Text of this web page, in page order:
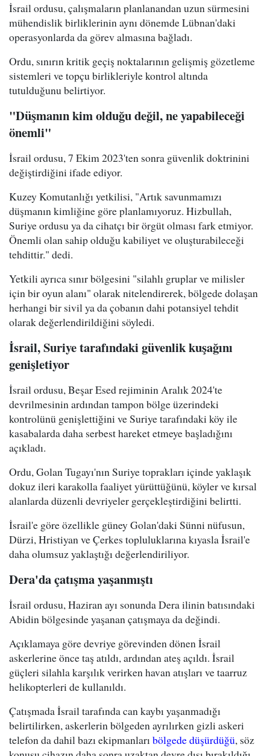
İsrail ordusu, çalışmaların planlanandan uzun sürmesini
mühendislik birliklerinin aynı dönemde Lübnan'daki
operasyonlarda da görev almasına bağladı.
Ordu, sınırın kritik geçiş noktalarının gelişmiş gözetleme
sistemleri ve topçu birlikleriyle kontrol altında
tutulduğunu belirtiyor.
"Düşmanın kim olduğu değil, ne yapabileceği
önemli"
İsrail ordusu, 7 Ekim 2023'ten sonra güvenlik doktrinini
değiştirdiğini ifade ediyor.
Kuzey Komutanlığı yetkilisi, "Artık savunmamızı
düşmanın kimliğine göre planlamıyoruz. Hizbullah,
Suriye ordusu ya da cihatçı bir örgüt olması fark etmiyor.
Önemli olan sahip olduğu kabiliyet ve oluşturabileceği
tehdittir." dedi.
Yetkili ayrıca sınır bölgesini "silahlı gruplar ve milisler
için bir oyun alanı" olarak nitelendirerek, bölgede dolaşan
herhangi bir sivil ya da çobanın dahi potansiyel tehdit
olarak değerlendirildiğini söyledi.
İsrail, Suriye tarafındaki güvenlik kuşağını
genişletiyor
İsrail ordusu, Beşar Esed rejiminin Aralık 2024'te
devrilmesinin ardından tampon bölge üzerindeki
kontrolünü genişlettiğini ve Suriye tarafındaki köy ile
kasabalarda daha serbest hareket etmeye başladığını
açıkladı.
Ordu, Golan Tugayı'nın Suriye toprakları içinde yaklaşık
dokuz ileri karakolla faaliyet yürüttüğünü, köyler ve kırsal
alanlarda düzenli devriyeler gerçekleştirdiğini belirtti.
İsrail'e göre özellikle güney Golan'daki Sünni nüfusun,
Dürzi, Hristiyan ve Çerkes topluluklarına kıyasla İsrail'e
daha olumsuz yaklaştığı değerlendiriliyor.
Dera'da çatışma yaşanmıştı
İsrail ordusu, Haziran ayı sonunda Dera ilinin batısındaki
Abidin bölgesinde yaşanan çatışmaya da değindi.
Açıklamaya göre devriye görevinden dönen İsrail
askerlerine önce taş atıldı, ardından ateş açıldı. İsrail
güçleri silahla karşılık verirken havan atışları ve taarruz
helikopterleri de kullanıldı.
Çatışmada İsrail tarafında can kaybı yaşanmadığı
belirtilirken, askerlerin bölgeden ayrılırken gizli askeri
telefon da dahil bazı ekipmanlarıbölgede düşürdüğü, söz